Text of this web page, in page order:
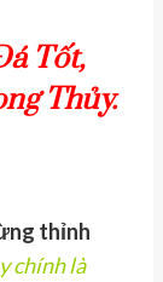
Tốt,
Thủy.
thỉnh
chính là